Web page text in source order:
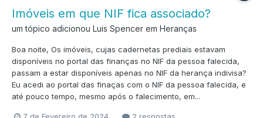
Imóveis em que NIF fica associado?
um tópico adicionou Luis Spencer em Heranças
Boa noite, Os imóveis, cujas cadernetas prediais estavam
disponíveis no portal das finanças no NIF da pessoa falecida,
passam a estar disponíveis apenas no NIF da herança indivisa?
Eu acedi ao portal das finaças com o NIF da pessoa falecida, e
até pouco tempo, mesmo após o falecimento, em...